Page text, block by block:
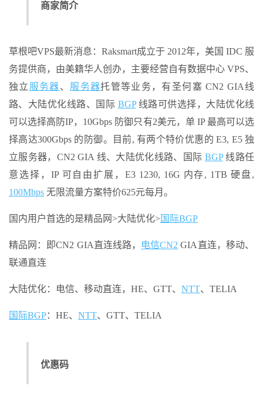
商家简介
草根吧VPS最新消息：Raksmart成立于 2012年，美国 IDC 服
务提供商，由美籍华人创办，主要经营自有数据中心 VPS、
独立 服务器、 服务器托管等业务，有圣何塞 CN2 GIA线
路、大陆优化线路、国际 BGP线路可供选择，大陆优化线
可以选择高防IP，10Gbps 防御只有2美元，单 IP 最高可以选
择高达300Gbps 的防御。目前, 有两个特价优惠的 E3, E5 独
立服务器，CN2 GIA 线、大陆优化线路、国际 BGP线路任
意选择，IP 可自由扩展，E3 1230, 16G 内存, 1TB 硬盘,
100Mbps 无限流量方案特价625元每月。
国内用户首选的是精品网>大陆优化> 国际BGP
精品网：即CN2 GIA直连线路， 电信CN2 GIA直连，移动、
联通直连
大陆优化：电信、移动直连，HE、GTT、 NTT、TELIA
国际BGP：HE、 NTT、GTT、TELIA
优惠码